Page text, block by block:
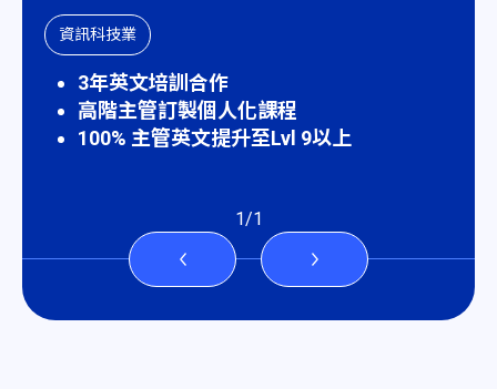
資訊科技業
3年英文培訓合作
高階主管訂製個人化課程
100% 主管英文提升至Lvl 9以上
1/1